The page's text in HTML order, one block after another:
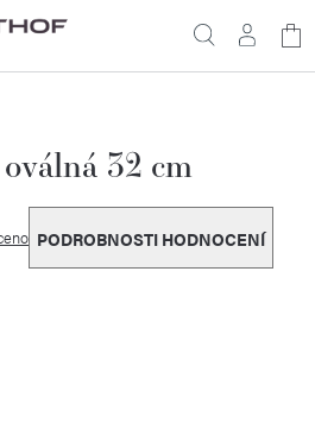
32 cm
PODROBNOSTI HODNOCENÍ